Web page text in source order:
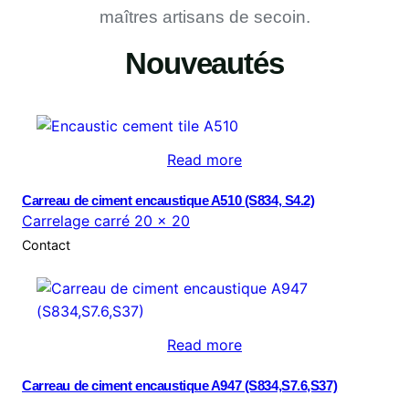
maîtres artisans de secoin.
Nouveautés
Read more
Carreau de ciment encaustique A510 (S834, S4.2)
Carrelage carré 20 × 20
Contact
Read more
Carreau de ciment encaustique A947 (S834,S7.6,S37)